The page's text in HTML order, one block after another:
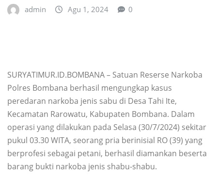
admin Agu 1, 2024 0
SURYATIMUR.ID.BOMBANA – Satuan Reserse Narkoba
Polres Bombana berhasil mengungkap kasus
peredaran narkoba jenis sabu di Desa Tahi Ite,
Kecamatan Rarowatu, Kabupaten Bombana. Dalam
operasi yang dilakukan pada Selasa (30/7/2024) sekitar
pukul 03.30 WITA, seorang pria berinisial RO (39) yang
berprofesi sebagai petani, berhasil diamankan beserta
barang bukti narkoba jenis shabu-shabu.